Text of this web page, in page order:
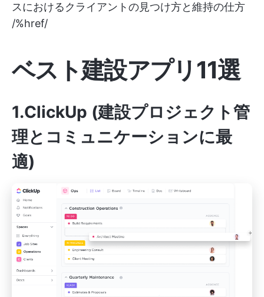
スにおけるクライアントの見つけ方と維持の仕方
/%href/
ベスト建設アプリ11選
1.ClickUp (建設プロジェクト管
理とコミュニケーションに最
適)